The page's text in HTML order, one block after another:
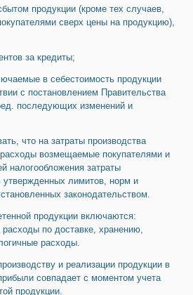
продукции (кроме тех случаев,
сверх цены на продукцию),
за кредиты;
в себестоимость продукции
с постановлением Правительства
последующих изменений и
что на затраты производства
расходы возмещаемые покупателями и
налогообложения затраты
утвержденных лимитов, норм и
законодательством.
продукции включаются:
по доставке, хранению,
расходы.
и реализации продукции в
совпадает с моментом учета
продукции.